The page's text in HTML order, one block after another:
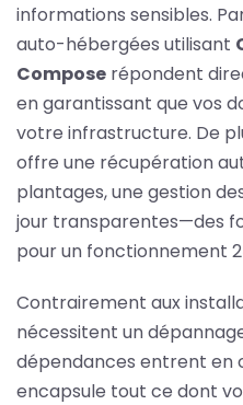
informations sensibles.
auto-hébergées utilisant
Compose répondent
en garantissant que vos
votre infrastructure. De
offre une récupération
plantages, une gestion
jour transparentes—des
pour un fonctionnement
Contrairement aux
nécessitent un
dépendances entrent en
encapsule tout ce dont